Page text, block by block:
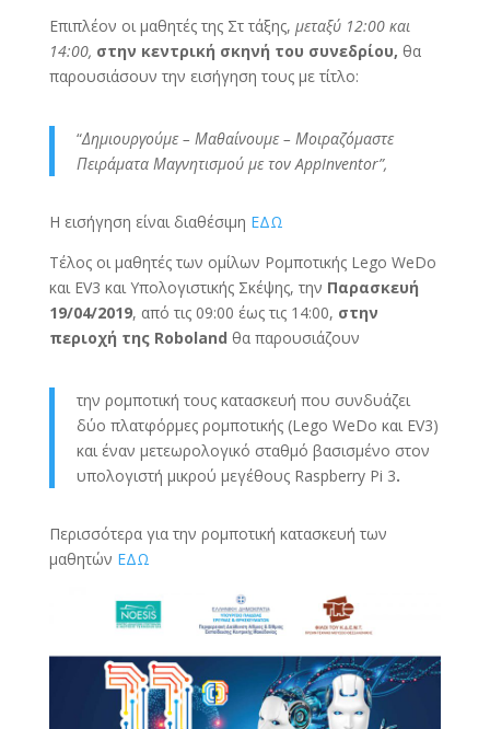
Επιπλέον οι μαθητές της Στ τάξης, μεταξύ 12:00 και
14:00, στην κεντρική σκηνή του συνεδρίου, θα
παρουσιάσουν την εισήγηση τους με τίτλο:
“Δημιουργούμε – Μαθαίνουμε – Μοιραζόμαστε
Πειράματα Μαγνητισμού με τον AppInventor”,
Η εισήγηση είναι διαθέσιμη ΕΔΩ
Τέλος οι μαθητές των ομίλων Ρομποτικής Lego WeDo
και EV3 και Υπολογιστικής Σκέψης, την Παρασκευή
19/04/2019, από τις 09:00 έως τις 14:00, στην
περιοχή της Roboland θα παρουσιάζουν
την ρομποτική τους κατασκευή που συνδυάζει
δύο πλατφόρμες ρομποτικής (Lego WeDo και EV3)
και έναν μετεωρολογικό σταθμό βασισμένο στον
υπολογιστή μικρού μεγέθους Raspberry Pi 3.
Περισσότερα για την ρομποτική κατασκευή των
μαθητών ΕΔΩ